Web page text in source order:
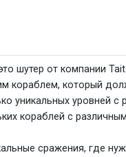
шутер от компании
кораблем, который
уникальных уровней
кораблей с
сражения, где